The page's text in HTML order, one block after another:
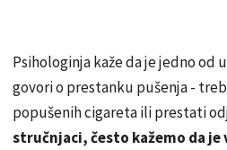
Psihologinja kaže da je jedno od
govori o prestanku pušenja -
popušenih cigareta ili prestati
stručnjaci, često kažemo da je